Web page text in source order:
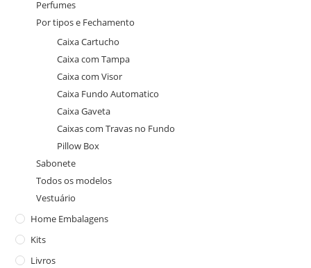
Perfumes
Por tipos e Fechamento
Caixa Cartucho
Caixa com Tampa
Caixa com Visor
Caixa Fundo Automatico
Caixa Gaveta
Caixas com Travas no Fundo
Pillow Box
Sabonete
Todos os modelos
Vestuário
Home Embalagens
Kits
Livros